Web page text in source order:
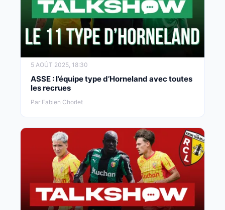
5 AOÛT 2025, 18:30
ASSE : l’équipe type d’Horneland avec toutes
les recrues
Par Fabien Chorlet